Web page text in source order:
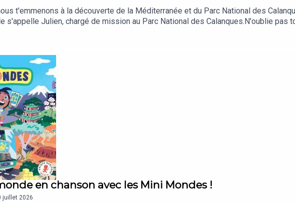
t'emmenons à la découverte de la Méditerranée et du Parc National des
s'appelle Julien, chargé de mission au Parc National des Calanques.N'oublie pas
avec Tristan de la Fléchère.Mis en musique et mixé par Morgane
en chanson avec les Mini Mondes !
juillet 2026